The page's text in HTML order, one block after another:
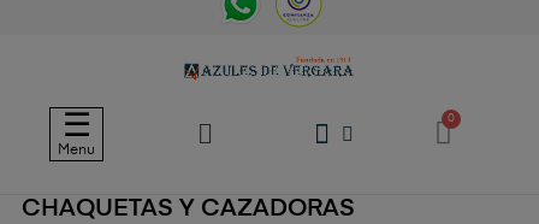
Navegación
de
palanca
☰
Menu
CHAQUETAS Y CAZADORAS